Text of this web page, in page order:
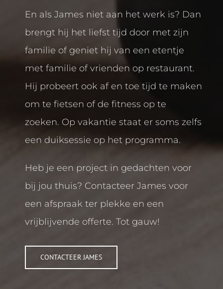
En als James niet aan het werk is? Dan
brengt hij het liefst tijd door met zijn
familie of geniet hij van een etentje
met familie of vrienden op restaurant.
Hij probeert ook af en toe tijd te maken
om te fietsen of de fitness op te
zoeken. Op vakantie staat er soms zelfs
een duiksessie op het programma.
Heb je een project in gedachten voor
bij jou thuis? Contacteer James voor
een afspraak ter plekke en een
vrijblijvende offerte. Tot gauw!
CONTACTEER JAMES